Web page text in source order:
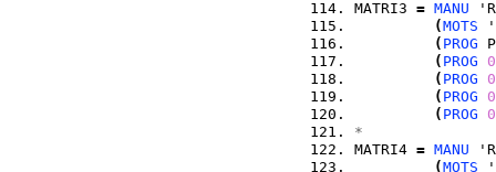
MATRI3 = MANU
(MOTS
( PROG
( PROG
0
( PROG
0
( PROG
0
( PROG
0
*
MATRI4 = MANU
(MOTS